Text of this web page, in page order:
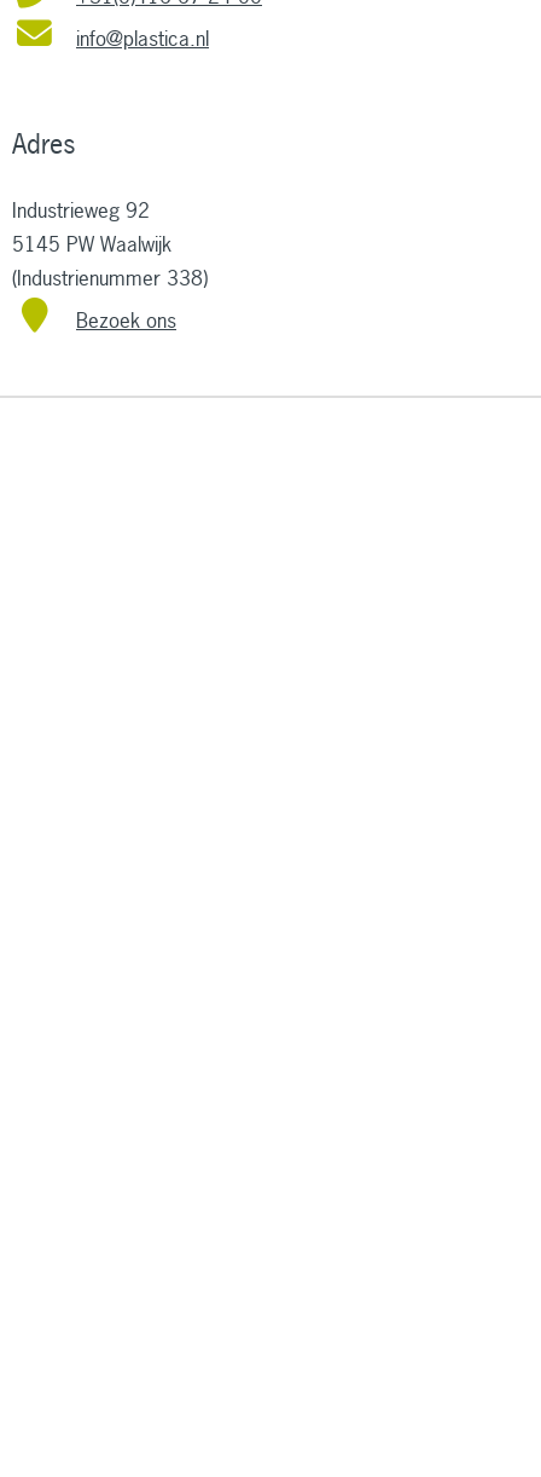
info@plastica.nl
Adres
Industrieweg 92
5145 PW Waalwijk
(Industrienummer 338)
Bezoek ons